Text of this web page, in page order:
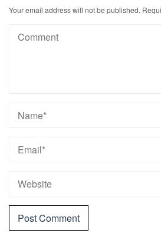
Your email address will not be published.